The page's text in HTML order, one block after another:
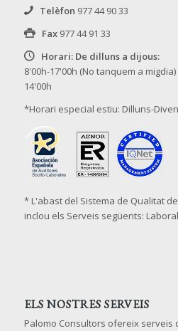
Telèfon 977 44 90 33
Fax 977 44 91 33
Horari: De dilluns a dijous:
8'00h-17'00h (No tanquem a
14'00h
*Horari especial estiu: Dilluns-
* L'abast del Sistema de Qualitat
inclou els Serveis següents:
ELS NOSTRES SERVEIS
Palomo Consultors ofereix serveis